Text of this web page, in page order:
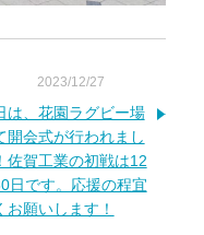
2023/12/27
は、花園ラグビー場
開会式が行われまし
佐賀工業の初戦は12
日です。応援の程宜
お願いします！